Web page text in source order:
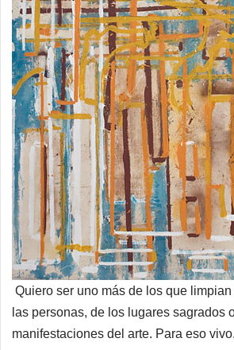
Quiero ser uno más de los que
las personas, de los lugares sagrados
manifestaciones del arte. Para eso